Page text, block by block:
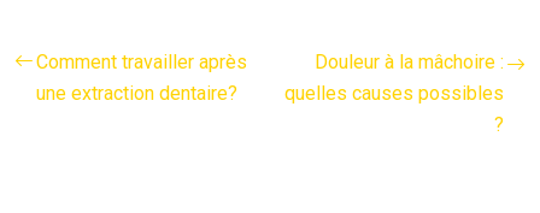
Comment travailler après
une extraction dentaire?
Douleur à la mâchoire :
quelles causes possibles
?